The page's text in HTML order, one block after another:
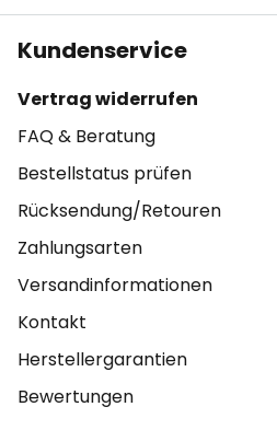
Kundenservice
Vertrag widerrufen
FAQ & Beratung
Bestellstatus prüfen
Rücksendung/Retouren
Zahlungsarten
Versandinformationen
Kontakt
Herstellergarantien
Bewertungen